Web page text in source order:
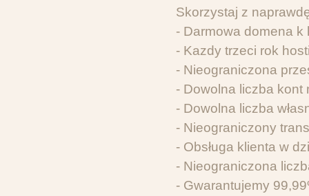
Skorzystaj z
- Darmowa domena k
- Kazdy trzeci rok
- Nieograniczona
- Dowolna liczba kont
- Dowolna liczba
- Nieograniczony
- Obsługa klienta w
- Nieograniczona
- Gwarantujemy